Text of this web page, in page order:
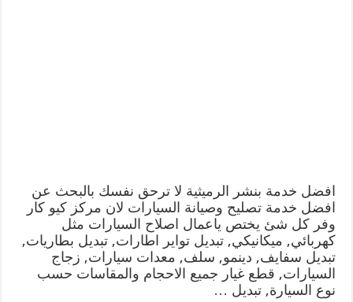
افضل خدمة بنشر الرميثية لا ترحق نفسك بالبحث عن
افضل خدمة تصليح وصيانة السيارات لان مركز كيو كار
وفر كل شئ يختص ياعمال اصلاح السيارات مثل
كهربائي, ميكانيكي, تبديل تواير اطارات, تبديل بطاريات,
تبديل سفايف, دينمو, سلف, معدات سيارات, زجاج
السيارات, قطع غيار جميع الاحجام والمقاسات حسب
نوع السيارة, تبديل …